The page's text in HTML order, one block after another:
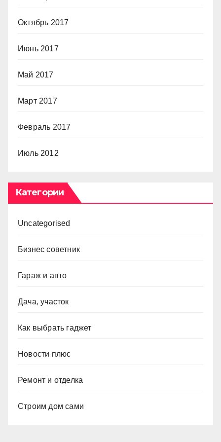
Октябрь 2017
Июнь 2017
Май 2017
Март 2017
Февраль 2017
Июль 2012
Категории
Uncategorised
Бизнес советник
Гараж и авто
Дача, участок
Как выбрать гаджет
Новости плюс
Ремонт и отделка
Строим дом сами